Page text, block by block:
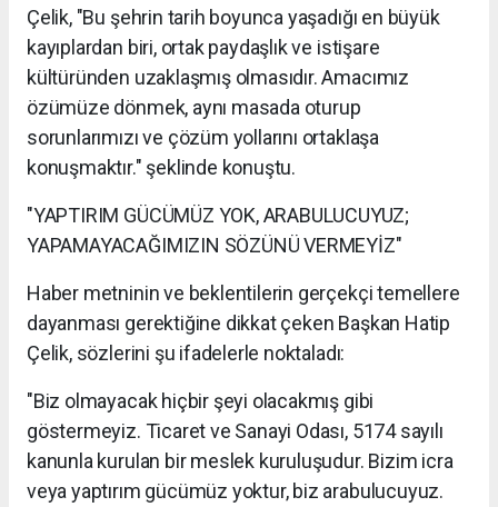
Çelik, "Bu şehrin tarih boyunca yaşadığı en büyük
kayıplardan biri, ortak paydaşlık ve istişare
kültüründen uzaklaşmış olmasıdır. Amacımız
özümüze dönmek, aynı masada oturup
sorunlarımızı ve çözüm yollarını ortaklaşa
konuşmaktır." şeklinde konuştu.
"YAPTIRIM GÜCÜMÜZ YOK, ARABULUCUYUZ;
YAPAMAYACAĞIMIZIN SÖZÜNÜ VERMEYİZ"
Haber metninin ve beklentilerin gerçekçi temellere
dayanması gerektiğine dikkat çeken Başkan Hatip
Çelik, sözlerini şu ifadelerle noktaladı:
"Biz olmayacak hiçbir şeyi olacakmış gibi
göstermeyiz. Ticaret ve Sanayi Odası, 5174 sayılı
kanunla kurulan bir meslek kuruluşudur. Bizim icra
veya yaptırım gücümüz yoktur, biz arabulucuyuz.